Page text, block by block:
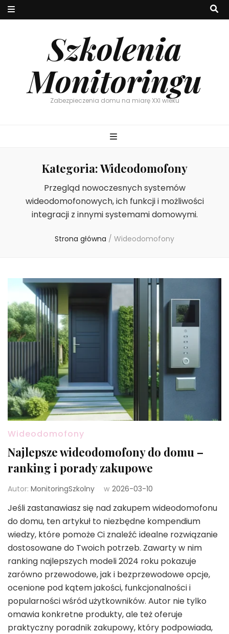
Szkolenia
Monitoringu
Zabezpieczenia domu na miarę XXI wieku
Kategoria:Wideodomofony
Przegląd nowoczesnych systemów
wideodomofonowych, ich funkcji i możliwości
integracji z innymi systemami domowymi.
Strona główna / Wideodomofony
Wideodomofony
Najlepsze wideodomofony do domu –
ranking i porady zakupowe
Autor: MonitoringSzkolny w 2026-03-10
Jeśli zastanawiasz się nad zakupem wideodomofonu
do domu, ten artykuł to niezbędne kompendium
wiedzy, które pomoże Ci znaleźć idealne rozwiązanie
dostosowane do Twoich potrzeb. Zawarty w nim
ranking najlepszych modeli 2024 roku pokazuje
zarówno przewodowe, jak i bezprzewodowe opcje,
ocenione pod kątem jakości, funkcjonalności i
popularności wśród użytkowników. Autor nie tylko
omawia konkretne produkty, ale też oferuje
praktyczny poradnik zakupowy, który podpowiada,